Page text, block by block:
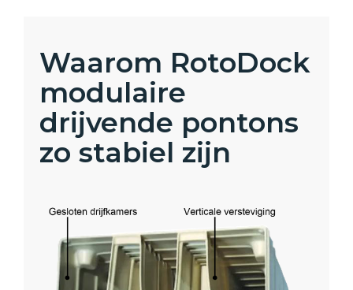
Waarom RotoDock
modulaire
drijvende pontons
zo stabiel zijn